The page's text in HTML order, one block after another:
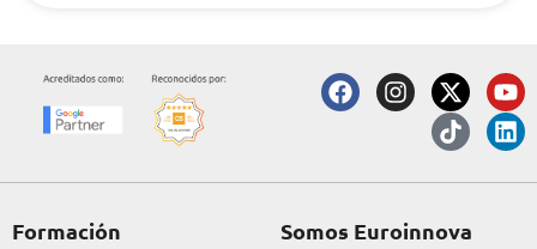
F
a
b
o
I
n
a
r
X
-
t
w
i
t
Y
o
u
t
u
T
i
k
t
o
L
i
n
k
e
Formación Somos Euroinnova